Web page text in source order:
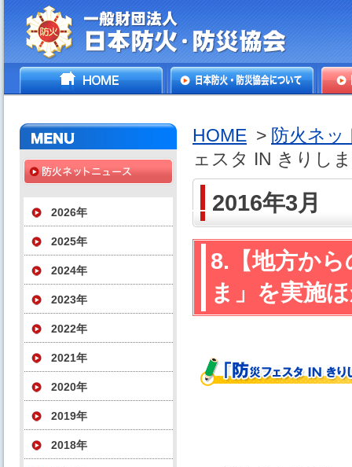
一般財団法人日本防火・防
HOME
2026年
2025年
2024年
2023年
2022年
2021年
2020年
2019年
2018年
HOME > 防火ネッ
ェスタ IN きりし
2016年3月
8.【地方か
ま」を実施